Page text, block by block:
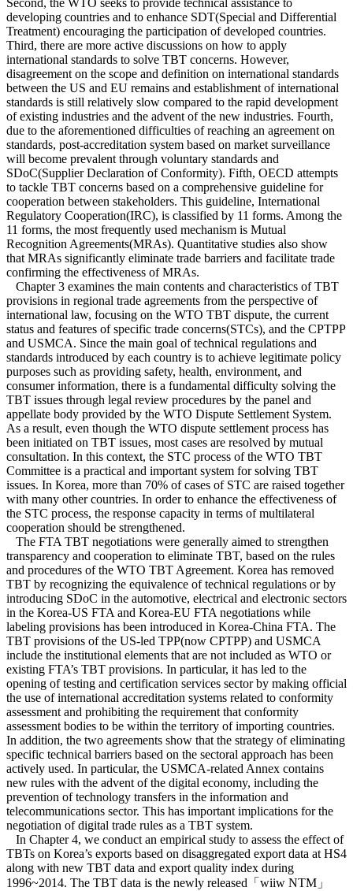
Second, the WTO seeks to provide technical assistance to
developing countries and to enhance SDT(Special and Differential
Treatment) encouraging the participation of developed countries.
Third, there are more active discussions on how to apply
international standards to solve TBT concerns. However,
disagreement on the scope and definition on international standards
between the US and EU remains and establishment of international
standards is still relatively slow compared to the rapid development
of existing industries and the advent of the new industries. Fourth,
due to the aforementioned difficulties of reaching an agreement on
standards, post-accreditation system based on market surveillance
will become prevalent through voluntary standards and
SDoC(Supplier Declaration of Conformity). Fifth, OECD attempts
to tackle TBT concerns based on a comprehensive guideline for
cooperation between stakeholders. This guideline, International
Regulatory Cooperation(IRC), is classified by 11 forms. Among the
11 forms, the most frequently used mechanism is Mutual
Recognition Agreements(MRAs). Quantitative studies also show
that MRAs significantly eliminate trade barriers and facilitate trade
confirming the effectiveness of MRAs.
Chapter 3 examines the main contents and characteristics of TBT
provisions in regional trade agreements from the perspective of
international law, focusing on the WTO TBT dispute, the current
status and features of specific trade concerns(STCs), and the CPTPP
and USMCA. Since the main goal of technical regulations and
standards introduced by each country is to achieve legitimate policy
purposes such as providing safety, health, environment, and
consumer information, there is a fundamental difficulty solving the
TBT issues through legal review procedures by the panel and
appellate body provided by the WTO Dispute Settlement System.
As a result, even though the WTO dispute settlement process has
been initiated on TBT issues, most cases are resolved by mutual
consultation. In this context, the STC process of the WTO TBT
Committee is a practical and important system for solving TBT
issues. In Korea, more than 70% of cases of STC are raised together
with many other countries. In order to enhance the effectiveness of
the STC process, the response capacity in terms of multilateral
cooperation should be strengthened.
The FTA TBT negotiations were generally aimed to strengthen
transparency and cooperation to eliminate TBT, based on the rules
and procedures of the WTO TBT Agreement. Korea has removed
TBT by recognizing the equivalence of technical regulations or by
introducing SDoC in the automotive, electrical and electronic sectors
in the Korea-US FTA and Korea-EU FTA negotiations while
labeling provisions has been introduced in Korea-China FTA. The
TBT provisions of the US-led TPP(now CPTPP) and USMCA
include the institutional elements that are not included as WTO or
existing FTA’s TBT provisions. In particular, it has led to the
opening of testing and certification services sector by making official
the use of international accreditation systems related to conformity
assessment and prohibiting the requirement that conformity
assessment bodies to be within the territory of importing countries.
In addition, the two agreements show that the strategy of eliminating
specific technical barriers based on the sectoral approach has been
actively used. In particular, the USMCA-related Annex contains
new rules with the advent of the digital economy, including the
prevention of technology transfers in the information and
telecommunications sector. This has important implications for the
negotiation of digital trade rules as a TBT system.
In Chapter 4, we conduct an empirical study to assess the effect of
TBTs on Korea’s exports based on disaggregated export data at HS4
along with new TBT data and export quality index during
1996~2014. The TBT data is the newly released「wiiw NTM」